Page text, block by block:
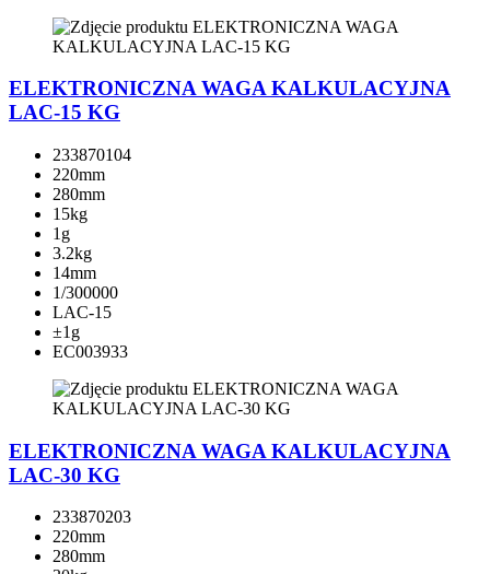
ELEKTRONICZNA WAGA KALKULACYJNA
LAC-15 KG
233870104
220mm
280mm
15kg
1g
3.2kg
14mm
1/300000
LAC-15
±1g
EC003933
ELEKTRONICZNA WAGA KALKULACYJNA
LAC-30 KG
233870203
220mm
280mm